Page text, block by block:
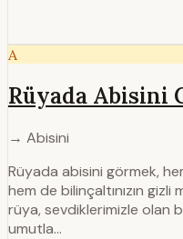
A
Rüyada Abisini
→ Abisini
Rüyada abisini görmek,
hem de bilinçaltınızın gizli
rüya, sevdiklerimizle olan
umutla…